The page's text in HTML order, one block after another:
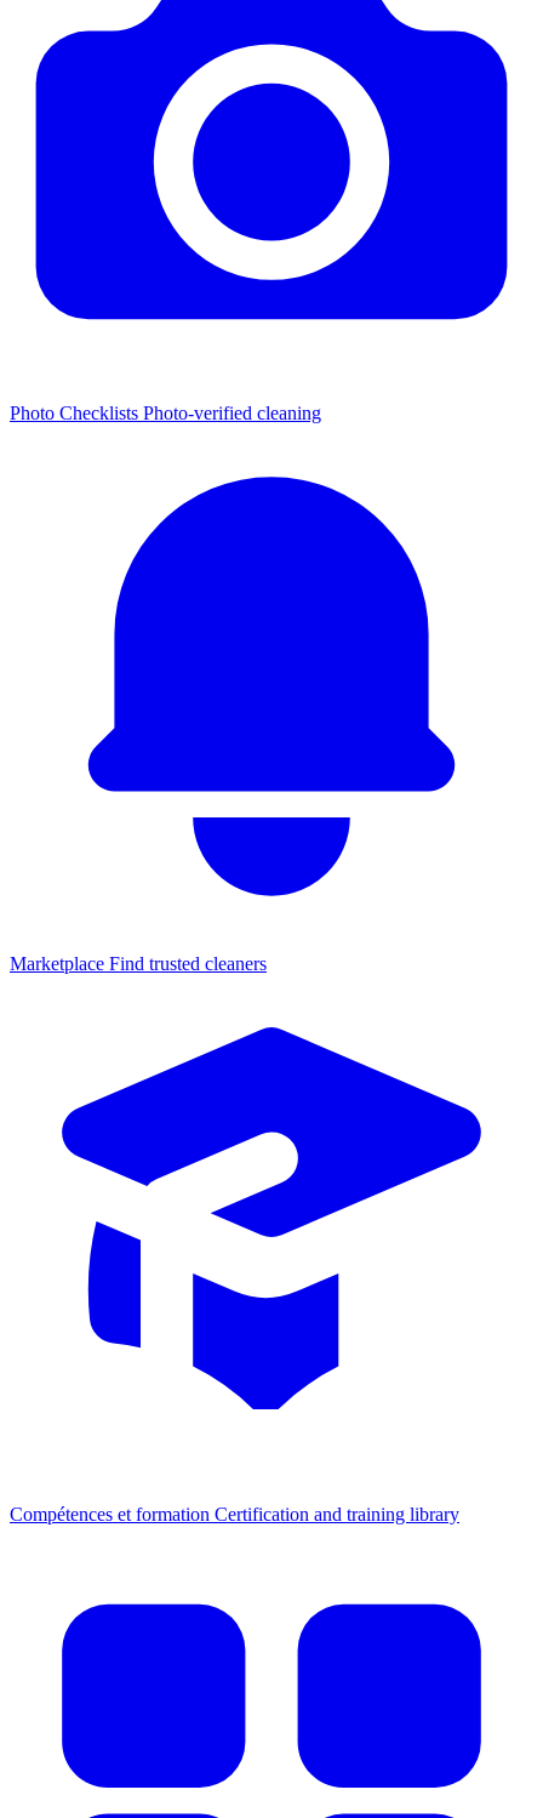
Photo Checklists Photo-verified cleaning
Marketplace Find trusted cleaners
Compétences et formation Certification and training library